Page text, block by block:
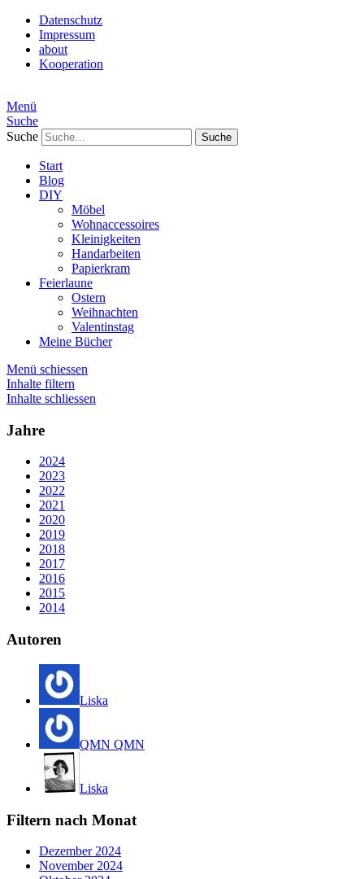
Datenschutz
Impressum
about
Kooperation
Menü
Suche
Suche
Start
Blog
DIY
Möbel
Wohnaccessoires
Kleinigkeiten
Handarbeiten
Papierkram
Feierlaune
Ostern
Weihnachten
Valentinstag
Meine Bücher
Menü schiessen
Inhalte filtern
Inhalte schliessen
Jahre
2024
2023
2022
2021
2020
2019
2018
2017
2016
2015
2014
Autoren
Liska
QMN QMN
Liska
Filtern nach Monat
Dezember 2024
November 2024